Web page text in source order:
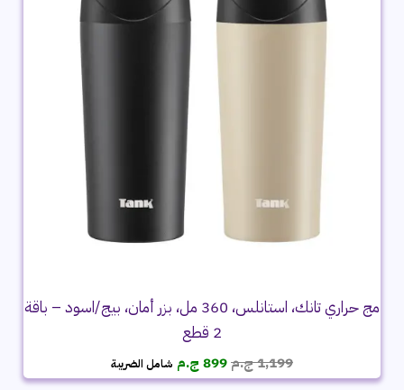
مج حراري تانك، استانلس، 360 مل، بزر أمان، بيج/اسود – باقة
2 قطع
1,199ج.مالسعر
الأصلي
899 ج.م السعر
الحالي
شامل الضريبة